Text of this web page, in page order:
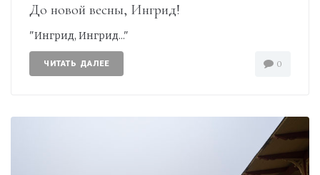
До новой весны, Ингрид!
"Ингрид, Ингрид..."
ЧИТАТЬ ДАЛЕЕ 0